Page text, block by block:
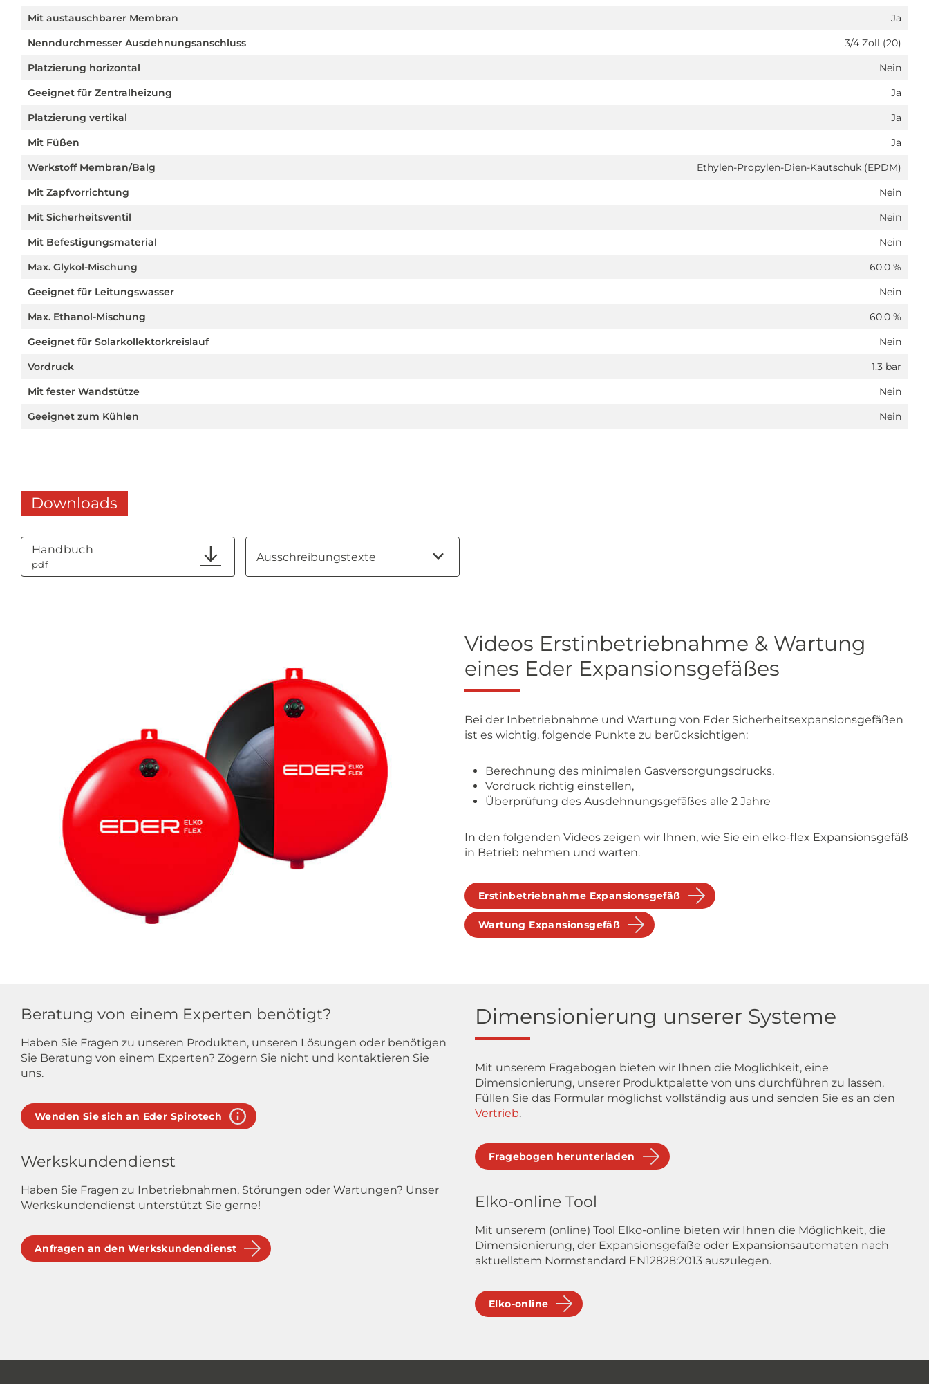
Mit austauschbarer Membran
Ja
Nenndurchmesser Ausdehnungsanschluss
3/4 Zoll (20)
Platzierung horizontal
Nein
Geeignet für Zentralheizung
Ja
Platzierung vertikal
Ja
Mit Füßen
Ja
Werkstoff Membran/Balg
Ethylen-Propylen-Dien-Kautschuk (EPDM)
Mit Zapfvorrichtung
Nein
Mit Sicherheitsventil
Nein
Mit Befestigungsmaterial
Nein
Max. Glykol-Mischung
60.0 %
Geeignet für Leitungswasser
Nein
Max. Ethanol-Mischung
60.0 %
Geeignet für Solarkollektorkreislauf
Nein
Vordruck
1.3 bar
Mit fester Wandstütze
Nein
Geeignet zum Kühlen
Nein
Downloads
Handbuch
pdf
Videos Erstinbetriebnahme & Wartung
eines Eder Expansionsgefäßes
Bei der Inbetriebnahme und Wartung von Eder Sicherheitsexpansionsgefäßen
ist es wichtig, folgende Punkte zu berücksichtigen:
Berechnung des minimalen Gasversorgungsdrucks,
Vordruck richtig einstellen,
Überprüfung des Ausdehnungsgefäßes alle 2 Jahre
In den folgenden Videos zeigen wir Ihnen, wie Sie ein elko-flex Expansionsgefäß
in Betrieb nehmen und warten.
Erstinbetriebnahme Expansionsgefäß
Wartung Expansionsgefäß
Beratung von einem Experten benötigt?
Haben Sie Fragen zu unseren Produkten, unseren Lösungen oder benötigen
Sie Beratung von einem Experten? Zögern Sie nicht und kontaktieren Sie
uns.
Wenden Sie sich an Eder Spirotech
Werkskundendienst
Haben Sie Fragen zu Inbetriebnahmen, Störungen oder Wartungen? Unser
Werkskundendienst unterstützt Sie gerne!
Anfragen an den Werkskundendienst
Dimensionierung unserer Systeme
Mit unserem Fragebogen bieten wir Ihnen die Möglichkeit, eine
Dimensionierung, unserer Produktpalette von uns durchführen zu lassen.
Füllen Sie das Formular möglichst vollständig aus und senden Sie es an den
Vertrieb.
Fragebogen herunterladen
Elko-online Tool
Mit unserem (online) Tool Elko-online bieten wir Ihnen die Möglichkeit, die
Dimensionierung, der Expansionsgefäße oder Expansionsautomaten nach
aktuellstem Normstandard EN12828:2013 auszulegen.
Elko-online